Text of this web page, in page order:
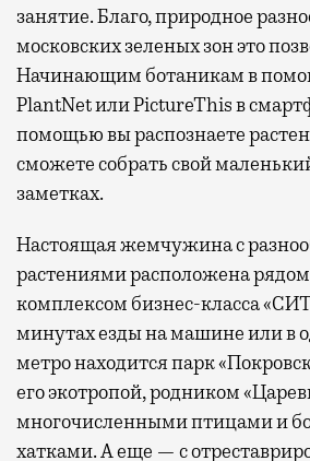
занятие. Благо, природное
московских зеленых зон это
Начинающим ботаникам в
PlantNet или PictureThis в
помощью вы распознаете
сможете собрать свой
заметках.
Настоящая жемчужина с
растениями расположена
комплексом бизнес-класса
минутах езды на машине или в
метро находится парк
его экотропой, родником
многочисленными птицами и
хатками. А еще — с